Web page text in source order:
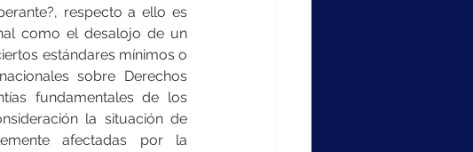
respecto a ello es
como el desalojo de un
estándares mínimos o
sobre Derechos
fundamentales de los
la situación de
afectadas por la